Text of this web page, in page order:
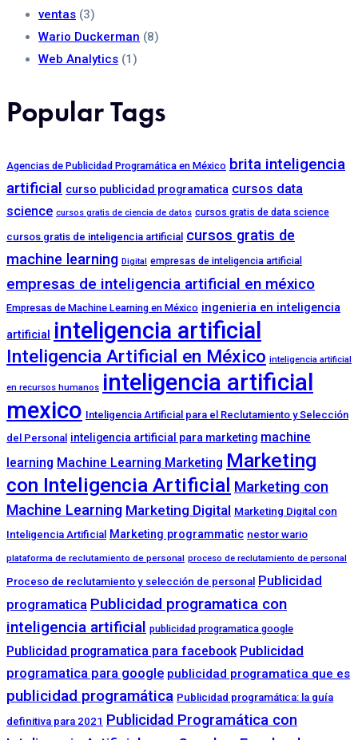
ventas (3)
Wario Duckerman (8)
Web Analytics (1)
Popular Tags
Agencias de Publicidad Programática en México brita inteligencia
artificial curso publicidad programatica cursos data
science cursos gratis de ciencia de datos cursos gratis de data science
cursos gratis de inteligencia artificial cursos gratis de
machine learning Digital empresas de inteligencia artificial
empresas de inteligencia artificial en méxico
Empresas de Machine Learning en México ingenieria en inteligencia
artificial inteligencia artificial
Inteligencia Artificial en México inteligencia artificial
en recursos humanos inteligencia artificial
mexico Inteligencia Artificial para el Reclutamiento y Selección
del Personal inteligencia artificial para marketing machine
learning Machine Learning Marketing Marketing
con Inteligencia Artificial Marketing con
Machine Learning Marketing Digital Marketing Digital con
Inteligencia Artificial Marketing programmatic nestor wario
plataforma de reclutamiento de personal proceso de reclutamiento de personal
Proceso de reclutamiento y selección de personal Publicidad
programatica Publicidad programatica con
inteligencia artificial publicidad programatica google
Publicidad programatica para facebook Publicidad
programatica para google publicidad programatica que es
publicidad programática Publicidad programática: la guía
definitiva para 2021 Publicidad Programática con